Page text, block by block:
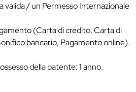
valida / un Permesso Internazionale
(Carta di credito, Carta di
bancario, Pagamento online).
della patente: 1 anno.